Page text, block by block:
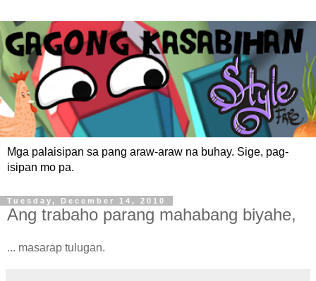
Mga palaisipan sa pang araw-araw na buhay. Sige, pag-
isipan mo pa.
Tuesday, December 14, 2010
Ang trabaho parang mahabang biyahe,
... masarap tulugan.